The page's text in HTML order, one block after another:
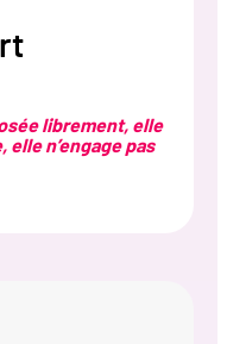
librement, elle
elle n’engage pas